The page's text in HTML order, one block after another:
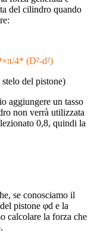
del cilindro quando
4* (D²-d²)
del pistone)
aggiungere un tasso
non verrà utilizzata
0,8, quindi la
se conosciamo il
pistone φd e la
calcolare la forza che